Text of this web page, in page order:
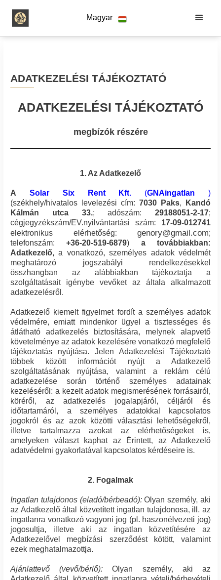
Magyar
ADATKEZELÉSI TÁJÉKOZTATÓ
ADATKEZELÉSI TÁJÉKOZTATÓ
megbízók részére
1. Az Adatkezelő
A Solar Six Rent Kft. (GNAingatlan )
(székhely/hivatalos levelezési cím: 7030 Paks,
Kandó
Kálmán utca 33.; adószám: 29188051-2-17;
cégjegyzékszám/EV.nyilvántartási szám: 17-09-012741
elektronikus elérhetőség: genory@gmail.com;
telefonszám:+36-20-519-6879) a továbbiakban:
Adatkezelő, a vonatkozó, személyes adatok védelmét
meghatározó jogszabályi rendelkezésekkel
összhangban az alábbiakban tájékoztatja a
szolgáltatásait igénybe vevőket az általa alkalmazott
adatkezelésről.
Adatkezelő kiemelt figyelmet fordít a személyes adatok
védelmére, emiatt mindenkor ügyel a tisztességes és
átlátható adatkezelés biztosítására, melynek alapvető
követelménye az adatok kezelésére vonatkozó megfelelő
tájékoztatás nyújtása. Jelen Adatkezelési Tájékoztató
többek között információt nyújt a Adatkezelő
szolgáltatásának nyújtása, valamint a reklám célú
adatkezelése során történő személyes adatainak
kezeléséről: a kezelt adatok megismerésének forrásairól,
köréről, az adatkezelés jogalapjáról, céljáról és
időtartamáról, a személyes adatokkal kapcsolatos
jogokról és az azok közötti választási lehetőségekről,
illetve tartalmazza azokat az elérhetőségeket is,
amelyeken választ kaphat az Érintett, az Adatkezelő
adatvédelmi gyakorlatával kapcsolatos kérdéseire is.
2. Fogalmak
Ingatlan tulajdonos (eladó/bérbeadó):Olyan személy, aki
az Adatkezelő által közvetített ingatlan tulajdonosa, ill. az
ingatlanra vonatkozó vagyoni jog (pl. haszonélvezeti jog)
jogosultja, illetve aki az ingatlan közvetítésére az
Adatkezelővel megbízási szerződést kötött, valamint
ezek meghatalmazottja.
Ajánlattevő (vevő/bérlő): Olyan személy, aki az